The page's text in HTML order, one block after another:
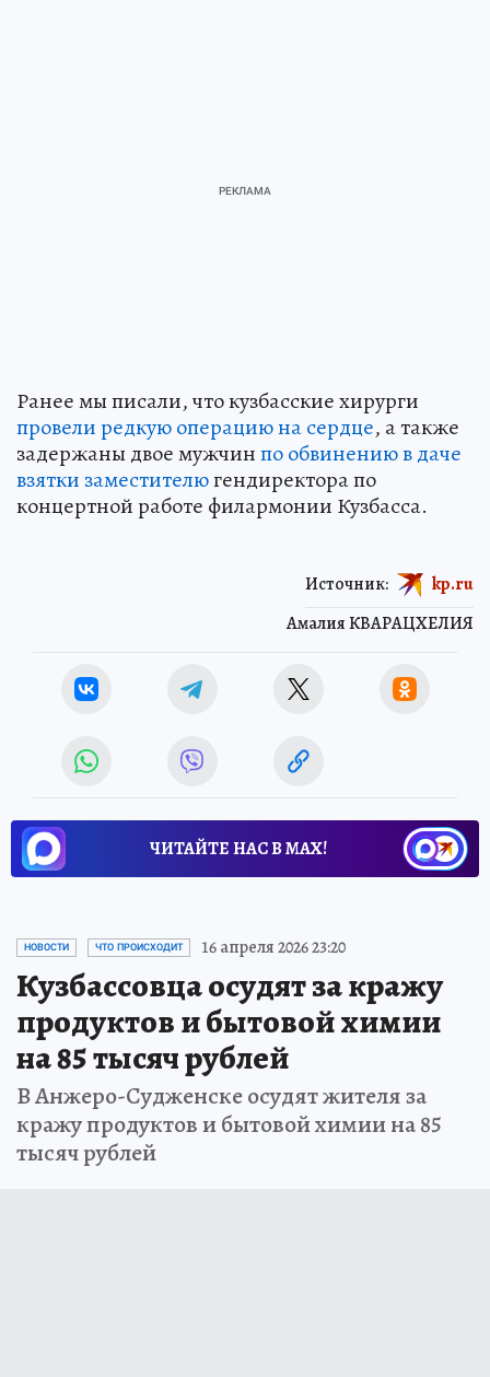
Ранее мы писали, что кузбасские хирурги
провели редкую операцию на сердце, а также
задержаны двое мужчинпо обвинению в даче
взятки заместителюгендиректора по
концертной работе филармонии Кузбасса.
Амалия КВАРАЦХЕЛИЯ
Источник: kp.ru
ЧИТАЙТЕ НАС В МАХ!
НОВОСТИ ЧТО ПРОИСХОДИТ 16 апреля 2026 23:20
Кузбассовца осудят за кражу
продуктов и бытовой химии
на 85 тысяч рублей
В Анжеро-Судженске осудят жителя за
кражу продуктов и бытовой химии на 85
тысяч рублей